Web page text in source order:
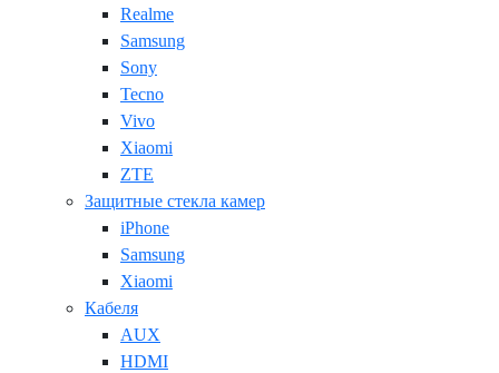
Realme
Samsung
Sony
Tecno
Vivo
Xiaomi
ZTE
Защитные стекла камер
iPhone
Samsung
Xiaomi
Кабеля
AUX
HDMI